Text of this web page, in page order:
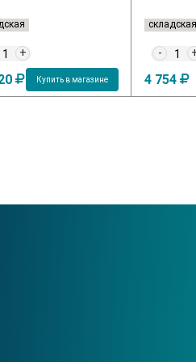
+
Купить в магазине
складская
-
4 754